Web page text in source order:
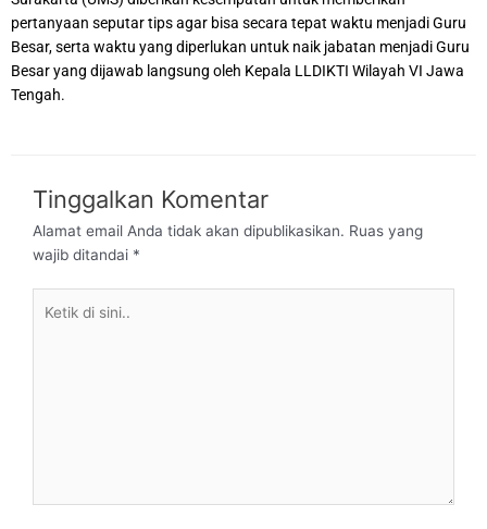
pertanyaan seputar tips agar bisa secara tepat waktu menjadi Guru
Besar, serta waktu yang diperlukan untuk naik jabatan menjadi Guru
Besar yang dijawab langsung oleh Kepala LLDIKTI Wilayah VI Jawa
Tengah.
Tinggalkan Komentar
Alamat email Anda tidak akan dipublikasikan. Ruas yang
wajib ditandai *